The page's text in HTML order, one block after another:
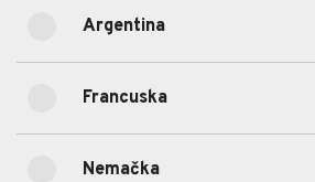
Argentina
Francuska
Nemačka